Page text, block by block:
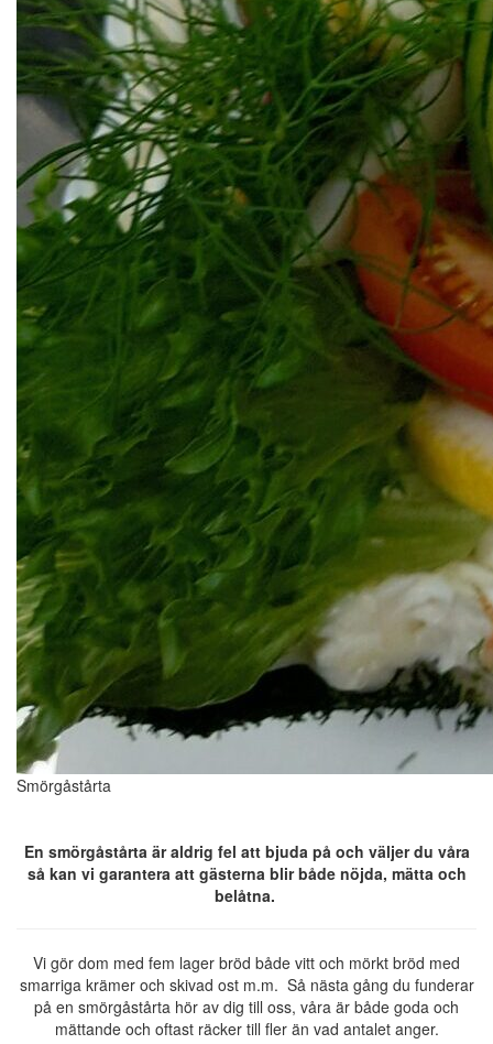
Smörgåstårta
En smörgåstårta är aldrig fel att bjuda på och väljer du våra
så kan vi garantera att gästerna blir både nöjda, mätta och
belåtna.
Vi gör dom med fem lager bröd både vitt och mörkt bröd med
smarriga krämer och skivad ost m.m. Så nästa gång du funderar
på en smörgåstårta hör av dig till oss, våra är både goda och
mättande och oftast räcker till fler än vad antalet anger.